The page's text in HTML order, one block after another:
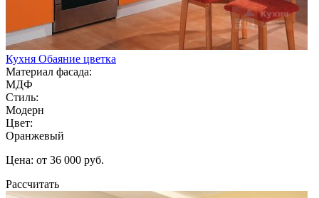
Кухня Обаяние цветка
Материал фасада:
МДФ
Стиль:
Модерн
Цвет:
Оранжевый
Цена: от 36 000 руб.
Рассчитать